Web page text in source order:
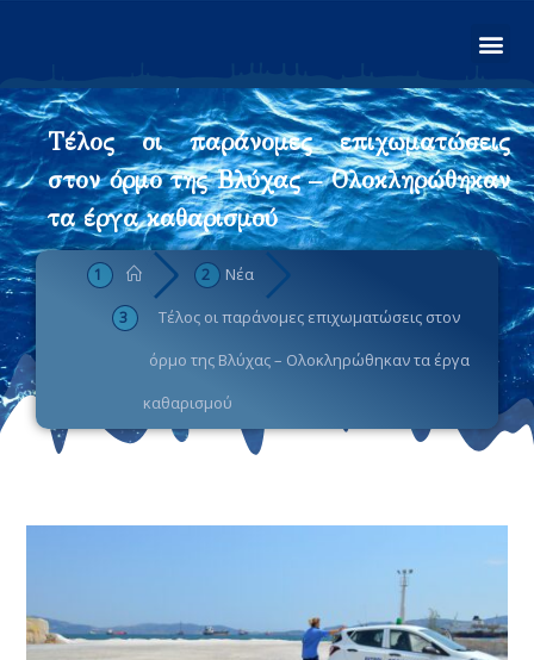
Τέλος οι παράνομες επιχωματώσεις
στον όρμο της Βλύχας – Ολοκληρώθηκαν
τα έργα καθαρισμού
Νέα
Τέλος οι παράνομες επιχωματώσεις στον
όρμο της Βλύχας – Ολοκληρώθηκαν τα έργα
καθαρισμού